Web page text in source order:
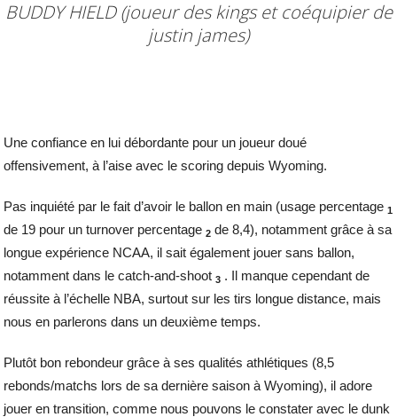
BUDDY HIELD (joueur des kings et coéquipier de
justin james)
Une confiance en lui débordante pour un joueur doué
offensivement, à l’aise avec le scoring depuis Wyoming.
Pas inquiété par le fait d’avoir le ballon en main (usage percentage1
de 19 pour un turnover percentage2 de 8,4), notamment grâce à sa
longue expérience NCAA, il sait également jouer sans ballon,
notamment dans le catch-and-shoot3 . Il manque cependant de
réussite à l’échelle NBA, surtout sur les tirs longue distance, mais
nous en parlerons dans un deuxième temps.
Plutôt bon rebondeur grâce à ses qualités athlétiques (8,5
rebonds/matchs lors de sa dernière saison à Wyoming), il adore
jouer en transition, comme nous pouvons le constater avec le dunk